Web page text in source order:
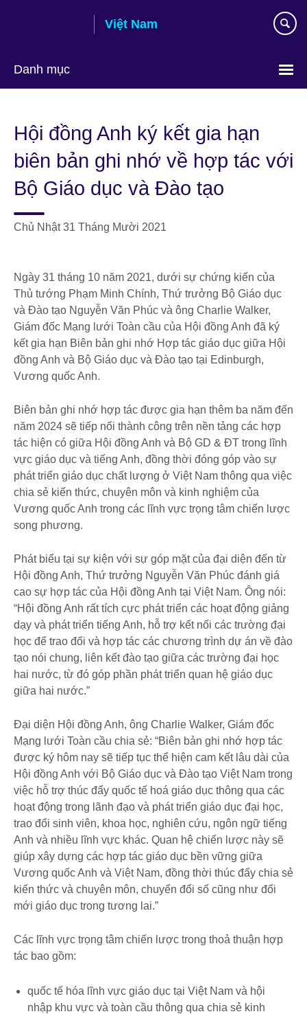
Việt Nam
Danh mục
language
Hội đồng Anh ký kết gia hạn
biên bản ghi nhớ về hợp tác với
Bộ Giáo dục và Đào tạo
Chủ Nhật 31 Tháng Mười 2021
Ngày 31 tháng 10 năm 2021, dưới sự chứng kiến của
Thủ tướng Phạm Minh Chính, Thứ trưởng Bộ Giáo dục
và Đào tạo Nguyễn Văn Phúc và ông Charlie Walker,
Giám đốc Mạng lưới Toàn cầu của Hội đồng Anh đã ký
kết gia hạn Biên bản ghi nhớ Hợp tác giáo dục giữa Hội
đồng Anh và Bộ Giáo dục và Đào tạo tại Edinburgh,
Vương quốc Anh.
Biên bản ghi nhớ hợp tác được gia hạn thêm ba năm đến
năm 2024 sẽ tiếp nối thành công trên nền tảng các hợp
tác hiện có giữa Hội đồng Anh và Bộ GD & ĐT trong lĩnh
vực giáo dục và tiếng Anh, đồng thời đóng góp vào sự
phát triển giáo dục chất lượng ở Việt Nam thông qua việc
chia sẻ kiến thức, chuyên môn và kinh nghiệm của
Vương quốc Anh trong các lĩnh vực trọng tâm chiến lược
song phương.
Phát biểu tại sự kiện với sự góp mặt của đại diện đến từ
Hội đồng Anh, Thứ trưởng Nguyễn Văn Phúc đánh giá
cao sự hợp tác của Hội đồng Anh tại Việt Nam. Ông nói:
“Hội đồng Anh rất tích cực phát triển các hoạt động giảng
dạy và phát triển tiếng Anh, hỗ trợ kết nối các trường đại
học để trao đổi và hợp tác các chương trình dự án về đào
tạo nói chung, liên kết đào tạo giữa các trường đại học
hai nước, từ đó góp phần phát triển quan hệ giáo dục
giữa hai nước.”
Đại diện Hội đồng Anh, ông Charlie Walker, Giám đốc
Mạng lưới Toàn cầu chia sẻ: “Biên bản ghi nhớ hợp tác
được ký hôm nay sẽ tiếp tục thể hiện cam kết lâu dài của
Hội đồng Anh với Bộ Giáo dục và Đào tạo Việt Nam trong
việc hỗ trợ thúc đẩy quốc tế hoá giáo dục thông qua các
hoạt động trong lãnh đạo và phát triển giáo dục đại học,
trao đổi sinh viên, khoa học, nghiên cứu, ngôn ngữ tiếng
Anh và nhiều lĩnh vực khác. Quan hệ chiến lược này sẽ
giúp xây dựng các hợp tác giáo dục bền vững giữa
Vương quốc Anh và Việt Nam, đồng thời thúc đẩy chia sẻ
kiến thức và chuyên môn, chuyển đổi số cũng như đổi
mới giáo dục trong tương lai.”
Các lĩnh vực trọng tâm chiến lược trong thoả thuận hợp
tác bao gồm:
quốc tế hóa lĩnh vực giáo dục tại Việt Nam và hội
nhập khu vực và toàn cầu thông qua chia sẻ kinh